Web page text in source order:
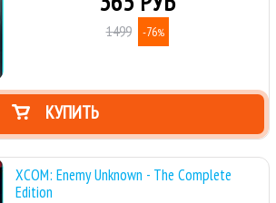
1499 -76%
КУПИТЬ
XCOM: Enemy Unknown - The Complete
Edition